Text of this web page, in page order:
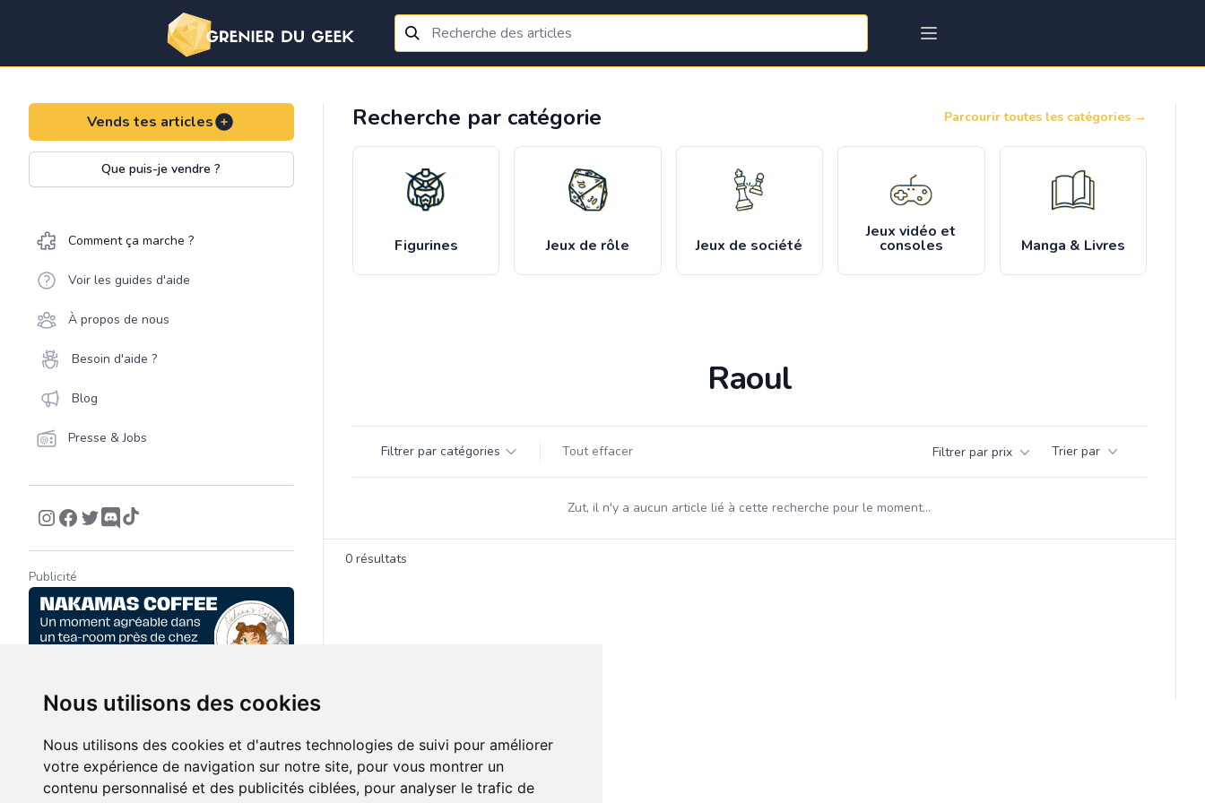
Nous utilisons des cookies
Nous utilisons des cookies et d'autres technologies de suivi pour améliorer
votre expérience de navigation sur notre site, pour vous montrer un
contenu personnalisé et des publicités ciblées, pour analyser le trafic de
Vends tes articles
Que puis-je vendre ?
Comment ça marche ?
Voir les guides d'aide
À propos de nous
Besoin d'aide ?
Blog
Presse & Jobs
Publicité
Recherche par catégorie Parcourir toutes les catégories →
Figurines Jeux de rôle Jeux de société
Jeux vidéo et
consoles Manga & Livres
Raoul
Filtrer par catégories Tout effacer Filtrer par prix Trier par
Zut, il n'y a aucun article lié à cette recherche pour le moment...
0résultats